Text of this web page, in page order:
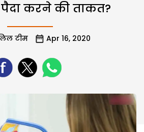
करने की ताकत?
टीम Apr 16, 2020